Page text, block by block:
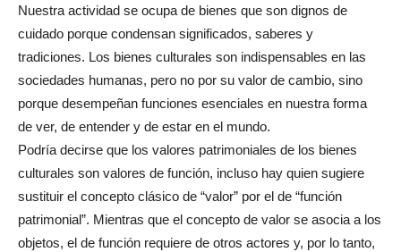
Nuestra actividad se ocupa de bienes que son dignos de
cuidado porque condensan significados, saberes y
tradiciones. Los bienes culturales son indispensables en las
sociedades humanas, pero no por su valor de cambio, sino
porque desempeñan funciones esenciales en nuestra forma
de ver, de entender y de estar en el mundo.
Podría decirse que los valores patrimoniales de los bienes
culturales son valores de función, incluso hay quien sugiere
sustituir el concepto clásico de “valor” por el de “función
patrimonial”. Mientras que el concepto de valor se asocia a los
objetos, el de función requiere de otros actores y, por lo tanto,